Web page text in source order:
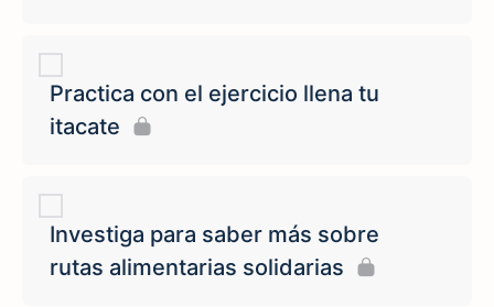
Practica con el ejercicio llena tu
itacate
Investiga para saber más sobre
rutas alimentarias solidarias